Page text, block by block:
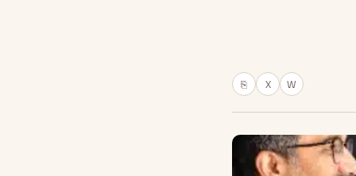
W
X
⎘